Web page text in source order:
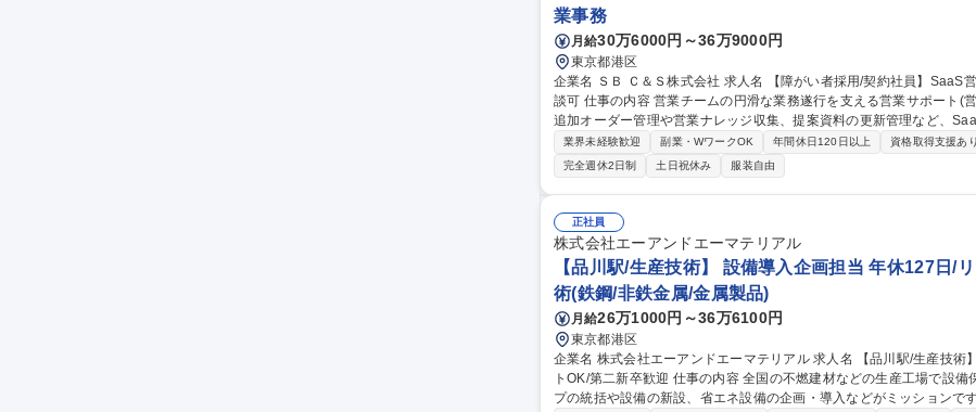
業事務
月給30万6000円～36万9000円
東京都港区
企業名 ＳＢ Ｃ＆Ｓ株式会社 求人名 【障がい者採用/契約社員】SaaS営業サポート・事務/短日数・短時間勤務相
談可 仕事の内容 営業チームの円滑な業務遂行を支える営業サポート(営業事務)業務をお任せします。既存顧客の
追加オーダー管理や営業ナレッジ収集、提案資料の更新管理など、
す。 【詳細】既存顧客からの追加オーダー確認・管理／営業活動のオペレーション推進／主力商材のキャンペー
ン・条件情報の把握と展開／営業ナレッジ・成功事例のドキュメント
整備／社内アンケートなどの進行管理・リマインドなど。 ※正社員登
がら働ける環境です。 募集職種 【障がい者採用/契約社員
業界未経験歓迎 副業・WワークOK 年間休日120日以上 資格取得支援あり
完全週休2日制
土日祝休み 服装自由
正社員
株式会社エーアンドエーマテリアル
【品川駅/生産技術】 設備導入企画担当 年休127日/
術(鉄鋼/非鉄金属/金属製品)
月給26万1000円～36万6100円
東京都港区
企業名 株式会社エーアンドエーマテリアル 求人名 【品川駅/生産技術】◆設備導入企画担当◆年休127日/リモー
トOK/第二新卒歓迎 仕事の内容 全国の不燃建材などの生産工場で設備保全・生産管理等を行っている生産グルー
プの統括や設備の新設、省エネ設備の企画・導入などがミッションです。